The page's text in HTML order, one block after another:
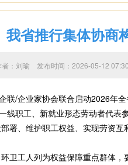
我省推行集体协商
： 刘瑜 发布时间：2026-05-12
/企业家协会联合启动2026年全
职工、新就业形态劳动者代表参
、维护职工权益、实现劳资互
工人列为权益保障重点群体，